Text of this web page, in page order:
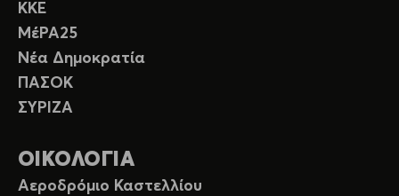
ΚΚΕ
ΜέΡΑ25
Νέα Δημοκρατία
ΠΑΣΟΚ
ΣΥΡΙΖΑ
ΟΙΚΟΛΟΓΙΑ
Αεροδρόμιο Καστελλίου